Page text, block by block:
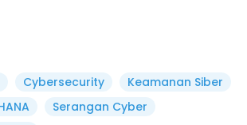
Cybersecurity
Keamanan Siber
Serangan Cyber